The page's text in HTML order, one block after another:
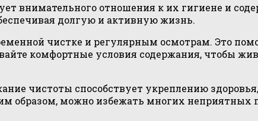
внимательного отношения к их гигиене и
долгую и активную жизнь.
чистке и регулярным осмотрам. Это
комфортные условия содержания, чтобы
чистоты способствует укреплению
образом, можно избежать многих неприятных